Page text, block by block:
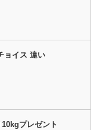
ョイス 違い
プレゼント